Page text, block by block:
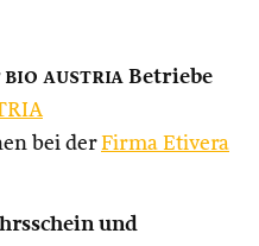
bio austria Betriebe
bei derFirma Etivera
und